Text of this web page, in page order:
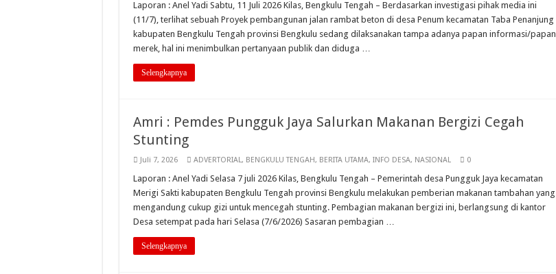
Laporan : Anel Yadi Sabtu, 11 Juli 2026 Kilas, Bengkulu Tengah – Berdasarkan investigasi pihak media ini
(11/7), terlihat sebuah Proyek pembangunan jalan rambat beton di desa Penum kecamatan Taba Penanjung
kabupaten Bengkulu Tengah provinsi Bengkulu sedang dilaksanakan tampa adanya papan informasi/papan
merek, hal ini menimbulkan pertanyaan publik dan diduga …
Selengkapnya
Amri : Pemdes Pungguk Jaya Salurkan Makanan Bergizi Cegah
Stunting
Juli 7, 2026 ADVERTORIAL, BENGKULU TENGAH, BERITA UTAMA, INFO DESA, NASIONAL 0
Laporan : Anel Yadi Selasa 7 juli 2026 Kilas, Bengkulu Tengah – Pemerintah desa Pungguk Jaya kecamatan
Merigi Sakti kabupaten Bengkulu Tengah provinsi Bengkulu melakukan pemberian makanan tambahan yang
mengandung cukup gizi untuk mencegah stunting. Pembagian makanan bergizi ini, berlangsung di kantor
Desa setempat pada hari Selasa (7/6/2026) Sasaran pembagian …
Selengkapnya